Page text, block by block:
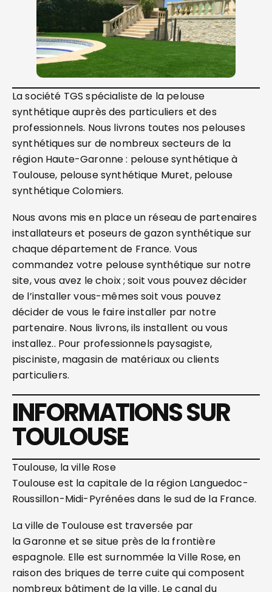
La société TGS spécialiste de la pelouse
synthétique auprès des particuliers et des
professionnels. Nous livrons toutes nos pelouses
synthétiques sur de nombreux secteurs de la
région Haute-Garonne : pelouse synthétique à
Toulouse, pelouse synthétique Muret, pelouse
synthétique Colomiers.
Nous avons mis en place un réseau de partenaires
installateurs et poseurs de gazon synthétique sur
chaque département de France. Vous
commandez votre pelouse synthétique sur notre
site, vous avez le choix ; soit vous pouvez décider
de l’installer vous-mêmes soit vous pouvez
décider de vous le faire installer par notre
partenaire. Nous livrons, ils installent ou vous
installez.. Pour professionnels paysagiste,
pisciniste, magasin de matériaux ou clients
particuliers.
INFORMATIONS SUR
TOULOUSE
Toulouse, la ville Rose
Toulouse est la capitale de la région Languedoc-
Roussillon-Midi-Pyrénées dans le sud de la France.
La ville de Toulouse est traversée par
la Garonne et se situe près de la frontière
espagnole. Elle est surnommée la Ville Rose, en
raison des briques de terre cuite qui composent
nombreux bâtiment de la ville. Le canal du